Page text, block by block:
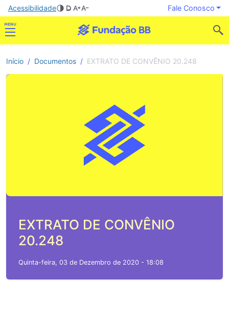
Acessibilidade Fale Conosco
Início Documentos EXTRATO DE CONVÊNIO 20.248
EXTRATO DE CONVÊNIO
20.248
Quinta-feira, 03 de Dezembro de 2020 - 18:08